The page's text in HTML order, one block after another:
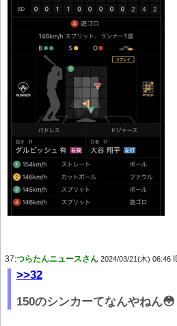
37:つらたんニュースさん 2024/03/21(木) 06:46
>>32
150のシンカーてなんやねん😳